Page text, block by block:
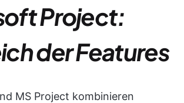
Project:
der Features
MS Project kombinieren